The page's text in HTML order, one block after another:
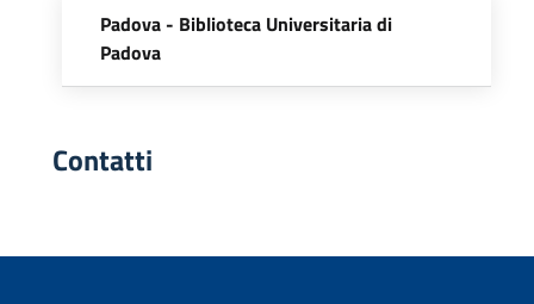
Padova - Biblioteca Universitaria di
Padova
Contatti